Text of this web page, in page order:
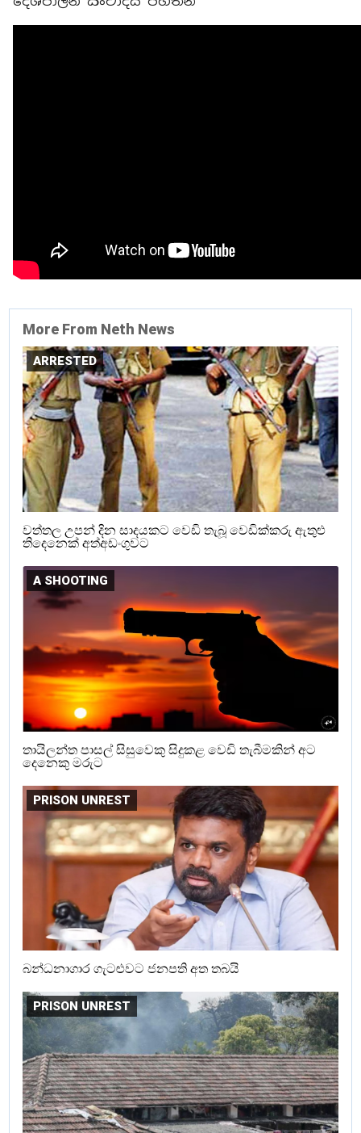
More From Neth News
ARRESTED
වත්තල උපන් දින සාදයකට වෙඩි තැබූ වෙඩික්කරු ඇතුළු
තිදෙනෙක් අත්අඩංගුවට
A SHOOTING
තායිලන්ත පාසල් සිසුවෙකු සිදුකළ වෙඩි තැබීමකින් අට
දෙනෙකු මරුට
PRISON UNREST
බන්ධනාගාර ගැටළුවට ජනපති අත තබයි
PRISON UNREST